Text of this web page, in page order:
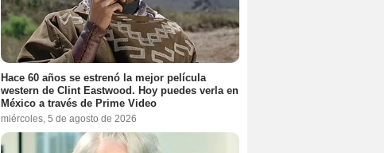
Hace 60 años se estrenó la mejor película
western de Clint Eastwood. Hoy puedes verla en
México a través de Prime Video
miércoles, 5 de agosto de 2026